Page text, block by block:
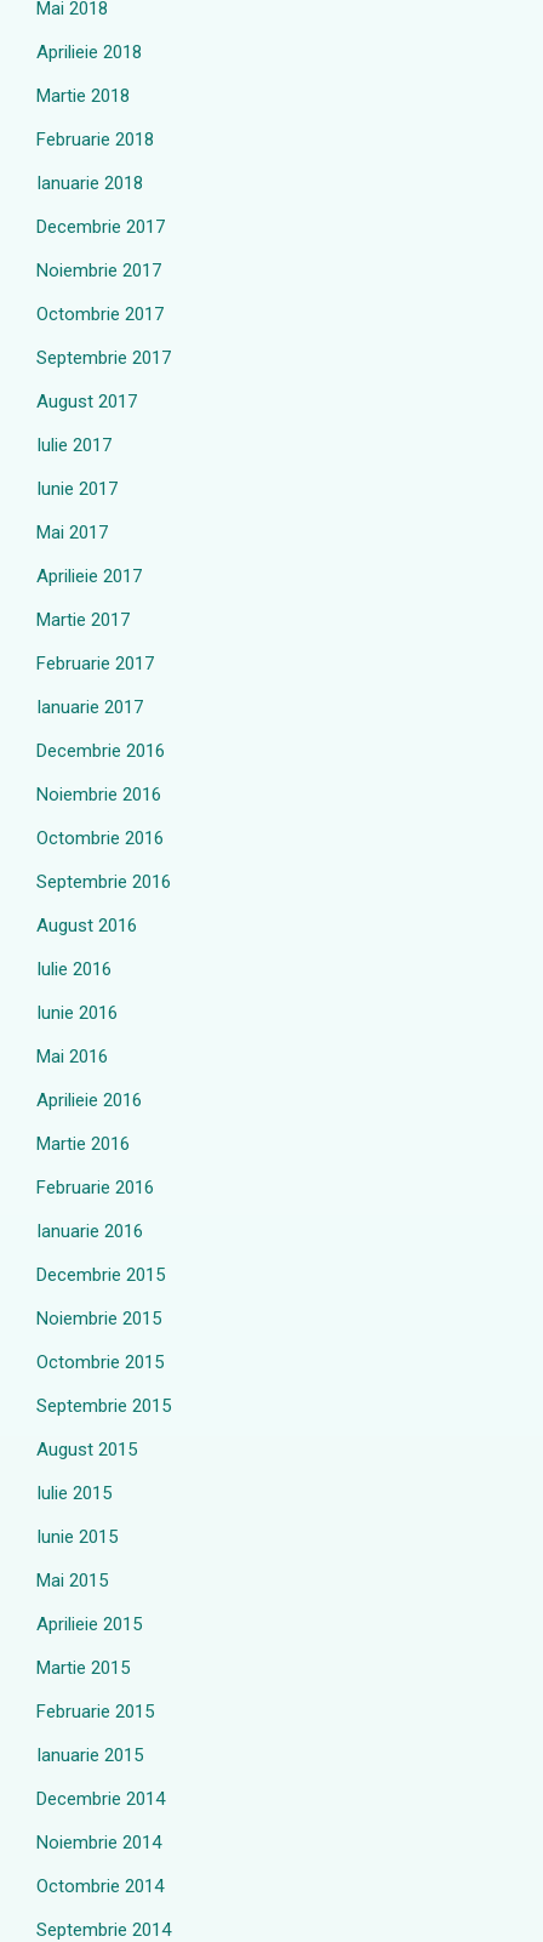
Mai 2018
Aprilieie 2018
Martie 2018
Februarie 2018
Ianuarie 2018
Decembrie 2017
Noiembrie 2017
Octombrie 2017
Septembrie 2017
August 2017
Iulie 2017
Iunie 2017
Mai 2017
Aprilieie 2017
Martie 2017
Februarie 2017
Ianuarie 2017
Decembrie 2016
Noiembrie 2016
Octombrie 2016
Septembrie 2016
August 2016
Iulie 2016
Iunie 2016
Mai 2016
Aprilieie 2016
Martie 2016
Februarie 2016
Ianuarie 2016
Decembrie 2015
Noiembrie 2015
Octombrie 2015
Septembrie 2015
August 2015
Iulie 2015
Iunie 2015
Mai 2015
Aprilieie 2015
Martie 2015
Februarie 2015
Ianuarie 2015
Decembrie 2014
Noiembrie 2014
Octombrie 2014
Septembrie 2014